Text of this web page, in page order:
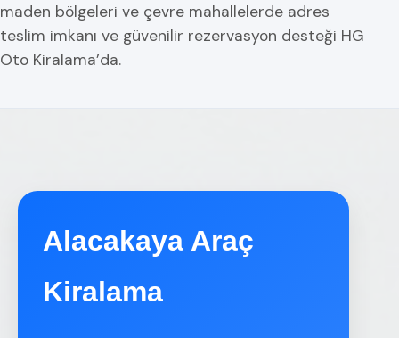
maden bölgeleri ve çevre mahallelerde adres
teslim imkanı ve güvenilir rezervasyon desteği HG
Oto Kiralama’da.
Alacakaya Araç
Kiralama